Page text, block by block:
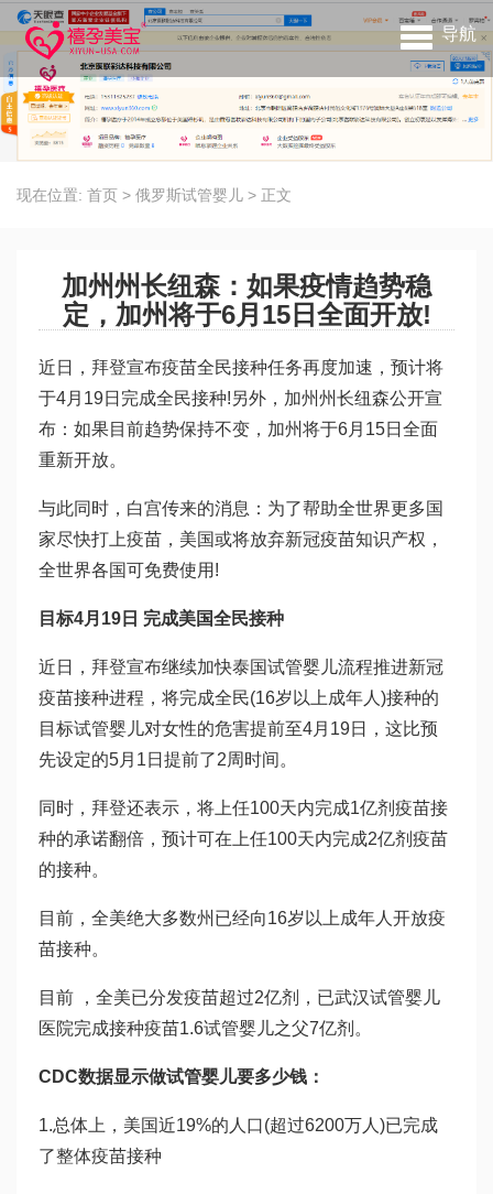
导航
现在位置: 首页 > 俄罗斯试管婴儿 > 正文
加州州长纽森：如果疫情趋势稳
定，加州将于6月15日全面开放!
近日，拜登宣布疫苗全民接种任务再度加速，预计将
于4月19日完成全民接种!另外，加州州长纽森公开宣
布：如果目前趋势保持不变，加州将于6月15日全面
重新开放。
与此同时，白宫传来的消息：为了帮助全世界更多国
家尽快打上疫苗，美国或将放弃新冠疫苗知识产权，
全世界各国可免费使用!
目标4月19日 完成美国全民接种
近日，拜登宣布继续加快泰国试管婴儿流程推进新冠
疫苗接种进程，将完成全民(16岁以上成年人)接种的
目标试管婴儿对女性的危害提前至4月19日，这比预
先设定的5月1日提前了2周时间。
同时，拜登还表示，将上任100天内完成1亿剂疫苗接
种的承诺翻倍，预计可在上任100天内完成2亿剂疫苗
的接种。
目前，全美绝大多数州已经向16岁以上成年人开放疫
苗接种。
目前 ，全美已分发疫苗超过2亿剂，已武汉试管婴儿
医院完成接种疫苗1.6试管婴儿之父7亿剂。
CDC数据显示做试管婴儿要多少钱 ：
1.总体上，美国近19%的人口(超过6200万人)已完成
了整体疫苗接种